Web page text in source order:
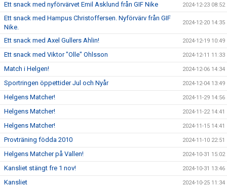
Ett snack med nyförvärvet Emil Asklund från GIF Nike 2024-12-23 08:52
Ett snack med Hampus Christoffersen. Nyförvärv från GIF
Nike.
2024-12-20 14:35
Ett snack med Axel Gullers Ahlin! 2024-12-19 10:49
Ett snack med Viktor "Olle" Ohlsson 2024-12-11 11:33
Match i Helgen! 2024-12-06 14:34
Sportringen öppettider Jul och Nyår 2024-12-04 13:49
Helgens Matcher! 2024-11-29 14:56
Helgens Matcher! 2024-11-22 14:41
Helgens Matcher! 2024-11-15 14:41
Provträning födda 2010 2024-11-10 22:51
Helgens Matcher på Vallen! 2024-10-31 15:02
Kansliet stängt fre 1 nov! 2024-10-31 13:46
Kansliet 2024-10-25 11:34